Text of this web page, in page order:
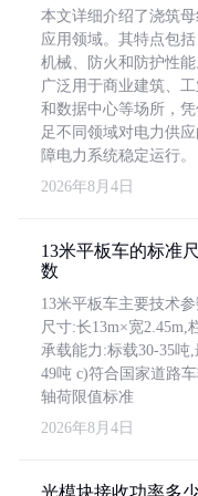
本文详细介绍了浇筑
应用领域。其特点包括
机械、防火和防护性能
广泛用于商业建筑、
和数据中心等场所，
足不同领域对电力供
障电力系统稳定运行。
2026年8月4日
13米平板车的标准
数
13米平板车主要技术
尺寸:长13m×宽2.45m,
承载能力:标载30-35吨
49吨 c)符合国家道路
轴荷限值标准
2026年8月4日
光模块接收功率多